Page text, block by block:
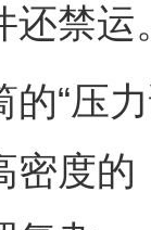
还禁运
压力
密度